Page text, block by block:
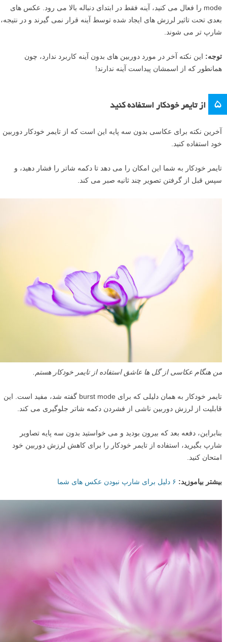
mode را فعال می کنید، آینه فقط در ابتدای دنباله بالا می رود. عکس های
بعدی تحت تاثیر لرزش های ایجاد شده توسط آینه قرار نمی گیرند و در نتیجه،
شارپ تر می شوند.
توجه: این نکته آخر در مورد دوربین های بدون آینه کاربرد ندارد، چون
همانطور که از اسمشان پیداست آینه ندارند!
۵ از تایمر خودکار استفاده کنید
آخرین نکته برای عکاسی بدون سه پایه این است که از تایمر خودکار دوربین
خود استفاده کنید.
تایمر خودکار به شما این امکان را می دهد تا دکمه شاتر را فشار دهید، و
سپس قبل از گرفتن تصویر چند ثانیه صبر می کند.
من هنگام عکاسی از گل ها عاشق استفاده از تایمر خودکار هستم.
تایمر خودکار به همان دلیلی که برای burst mode گفته شد، مفید است. این
قابلیت از لرزش دوربین ناشی از فشردن دکمه شاتر جلوگیری می کند.
بنابراین، دفعه بعد که بیرون بودید و می خواستید بدون سه پایه تصاویر
شارپ بگیرید، استفاده از تایمر خودکار را برای کاهش لرزش دوربین خود
امتحان کنید.
بیشتر بیاموزید: ۶ دلیل برای شارپ نبودن عکس های شما